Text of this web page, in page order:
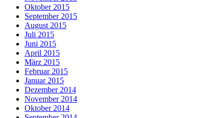
Oktober 2015
September 2015
August 2015
Juli 2015
Juni 2015
April 2015
März 2015
Februar 2015
Januar 2015
Dezember 2014
November 2014
Oktober 2014